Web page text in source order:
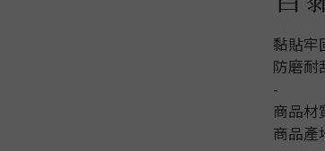
黏貼牢
防磨耐
-
商品材
商品產